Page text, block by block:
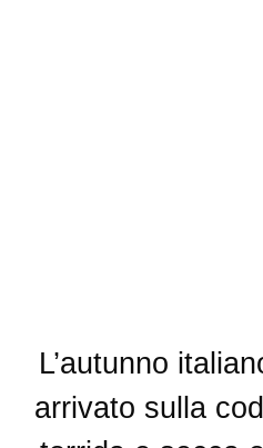
L’autunno
arrivato sulla